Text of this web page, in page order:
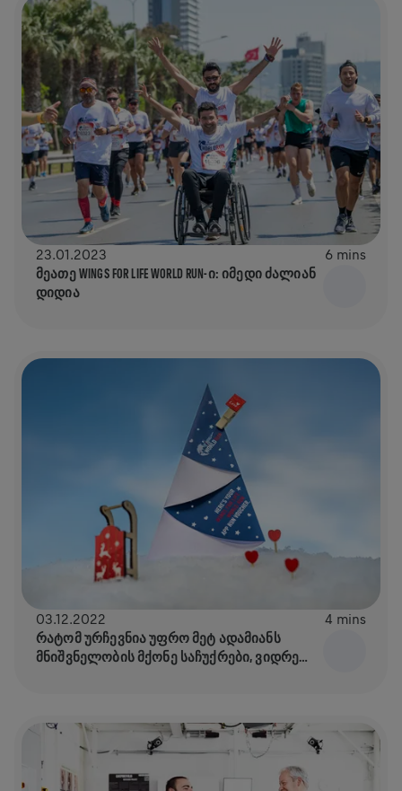
23.01.2023 6 mins
ᲛᲔᲐᲗᲔ WINGS FOR LIFE WORLD RUN-Ი: ᲘᲛᲔᲓᲘ ᲫᲐᲚᲘᲐᲜ
ᲓᲘᲓᲘᲐ
03.12.2022 4 mins
ᲠᲐᲢᲝᲛ ᲣᲠᲩᲔᲕᲜᲘᲐ ᲣᲤᲠᲝ ᲛᲔᲢ ᲐᲓᲐᲛᲘᲐᲜᲡ
ᲛᲜᲘᲨᲕᲜᲔᲚᲝᲑᲘᲡ ᲛᲥᲝᲜᲔ ᲡᲐᲩᲣᲥᲠᲔᲑᲘ, ᲕᲘᲓᲠᲔ